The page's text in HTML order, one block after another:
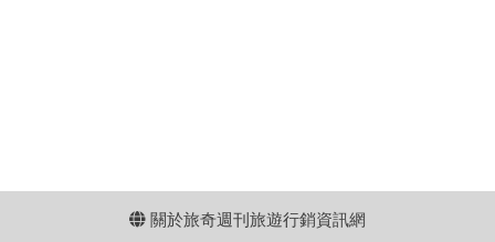
關於旅奇週刊旅遊行銷資訊網